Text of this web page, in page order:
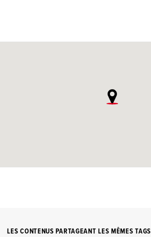
LES CONTENUS PARTAGEANT LES MÊMES TAGS